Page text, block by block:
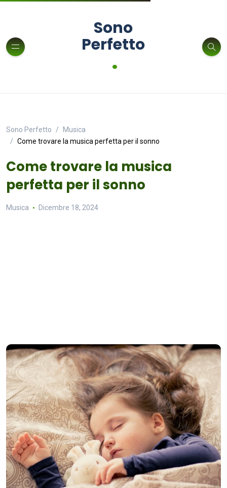
Sono
Perfetto
.
Sono Perfetto
Musica
Come trovare la musica perfetta per il sonno
Come trovare la musica
perfetta per il sonno
Musica Dicembre 18, 2024